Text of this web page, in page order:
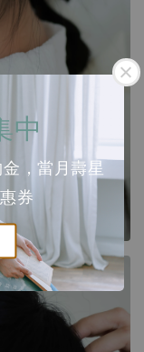
中
，當月壽星
券